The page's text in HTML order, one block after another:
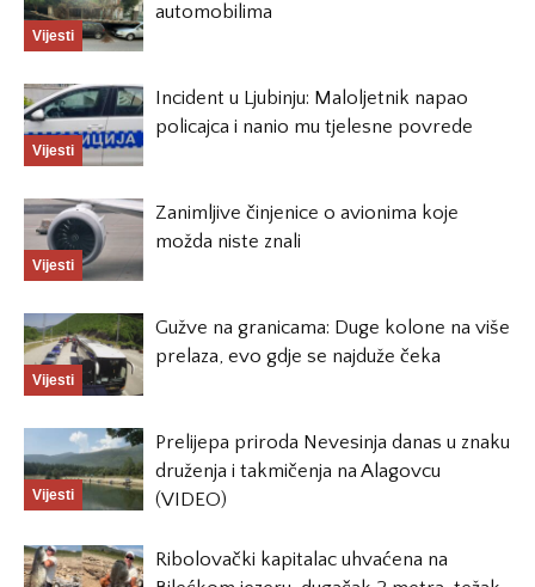
Vijesti
automobilima
Vijesti
Incident u Ljubinju: Maloljetnik napao
policajca i nanio mu tjelesne povrede
Vijesti
Zanimljive činjenice o avionima koje
možda niste znali
Vijesti
Gužve na granicama: Duge kolone na više
prelaza, evo gdje se najduže čeka
Vijesti
Prelijepa priroda Nevesinja danas u znaku
druženja i takmičenja na Alagovcu
(VIDEO)
Ribolovački kapitalac uhvaćena na